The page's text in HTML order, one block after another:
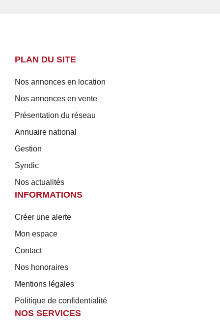
PLAN DU SITE
Nos annonces en location
Nos annonces en vente
Présentation du réseau
Annuaire national
Gestion
Syndic
Nos actualités
INFORMATIONS
Créer une alerte
Mon espace
Contact
Nos honoraires
Mentions légales
Politique de confidentialité
NOS SERVICES